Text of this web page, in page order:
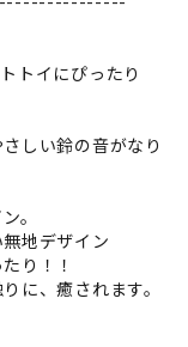
トイにぴったり
しい鈴の音がなり
。
地デザイン
り！！
に、癒されます。